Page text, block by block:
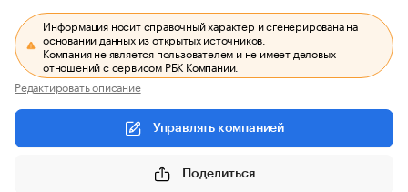
Информация носит справочный характер и сгенерирована на
основании данных из открытых источников.
Компания не является пользователем и не имеет деловых
отношений с сервисом РБК Компании.
Редактировать описание
Управлять компанией
Поделиться